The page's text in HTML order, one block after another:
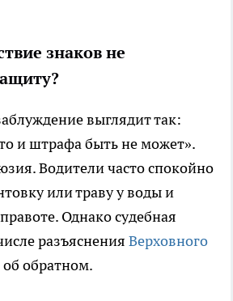
знаков не
выглядит так:
и штрафа быть не может».
Водители часто спокойно
или траву у воды и
Однако судебная
разъяснения Верховного
об обратном.